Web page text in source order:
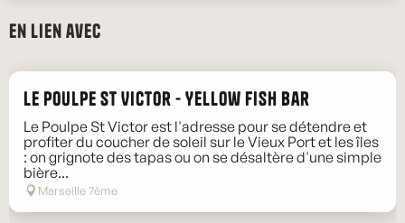
En lien avec
Le Poulpe St Victor - Yellow Fish Bar
Le Poulpe St Victor est l'adresse pour se détendre et
profiter du coucher de soleil sur le Vieux Port et les îles
: on grignote des tapas ou on se désaltère d'une simple
bière...
Marseille 7ème